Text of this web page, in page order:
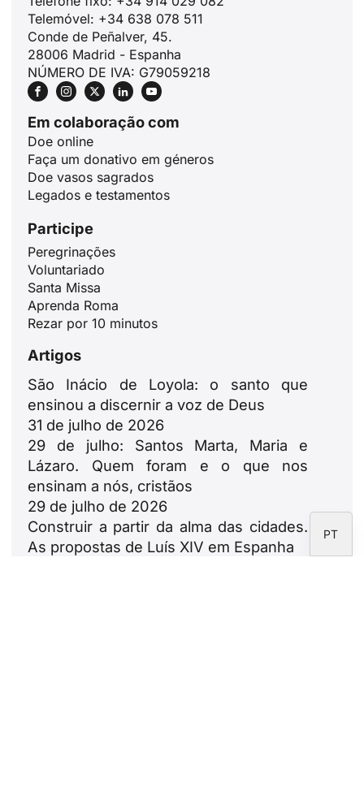
Telemóvel: +34 638 078 511
Conde de Peñalver, 45.
28006 Madrid - Espanha
NÚMERO DE IVA: G79059218
Em colaboração com
Doe online
Faça um donativo em géneros
Doe vasos sagrados
Legados e testamentos
Participe
Peregrinações
Voluntariado
Santa Missa
Aprenda Roma
Rezar por 10 minutos
Artigos
São Inácio de Loyola: o santo que
ensinou a discernir a voz de Deus
31 de julho de 2026
29 de julho: Santos Marta, Maria e
Lázaro. Quem foram e o que nos
ensinam a nós, cristãos
29 de julho de 2026
Construir a partir da alma das cidades.
As propostas de Luís XIV em Espanha
PT